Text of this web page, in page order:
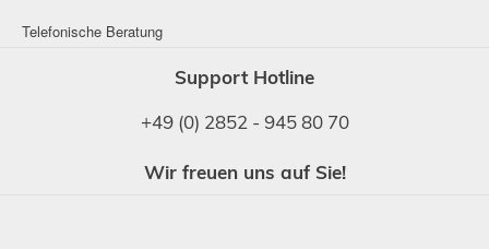
Telefonische Beratung
Support Hotline
+49 (0) 2852 - 945 80 70
Wir freuen uns auf Sie!